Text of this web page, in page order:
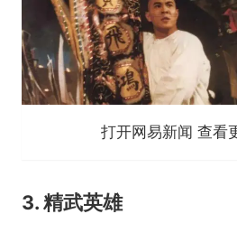
打开网易新闻 查看
3. 精武英雄